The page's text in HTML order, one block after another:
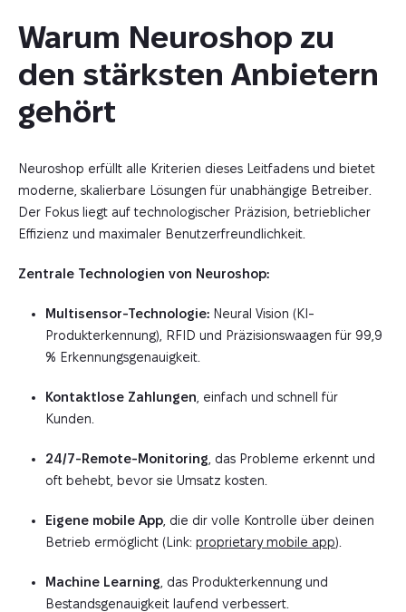
Warum Neuroshop zu
den stärksten Anbietern
gehört
Neuroshop erfüllt alle Kriterien dieses Leitfadens und bietet
moderne, skalierbare Lösungen für unabhängige Betreiber.
Der Fokus liegt auf technologischer Präzision, betrieblicher
Effizienz und maximaler Benutzerfreundlichkeit.
Zentrale Technologien von Neuroshop:
Multisensor-Technologie: Neural Vision (KI-
Produkterkennung), RFID und Präzisionswaagen für 99,9
% Erkennungsgenauigkeit.
Kontaktlose Zahlungen , einfach und schnell für
Kunden.
24/7-Remote-Monitoring , das Probleme erkennt und
oft behebt, bevor sie Umsatz kosten.
Eigene mobile App , die dir volle Kontrolle über deinen
Betrieb ermöglicht (Link: proprietary mobile app).
Machine Learning , das Produkt­erkennung und
Bestandsgenauigkeit laufend verbessert.